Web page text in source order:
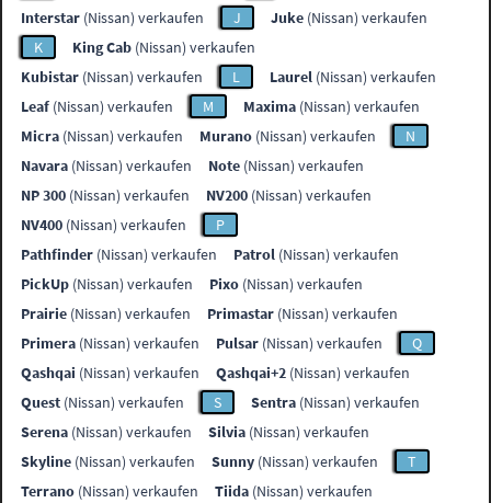
Interstar (Nissan) verkaufen J Juke (Nissan) verkaufen
K
King Cab (Nissan) verkaufen
Kubistar (Nissan) verkaufen L Laurel (Nissan) verkaufen
Leaf (Nissan) verkaufen M Maxima (Nissan) verkaufen
Micra (Nissan) verkaufen Murano (Nissan) verkaufen
N
Navara (Nissan) verkaufen Note (Nissan) verkaufen
NP 300 (Nissan) verkaufen NV200 (Nissan) verkaufen
NV400 (Nissan) verkaufen
P
Pathfinder (Nissan) verkaufen Patrol (Nissan) verkaufen
PickUp (Nissan) verkaufen Pixo (Nissan) verkaufen
Prairie (Nissan) verkaufen Primastar (Nissan) verkaufen
Primera (Nissan) verkaufen Pulsar (Nissan) verkaufen
Q
Qashqai (Nissan) verkaufen Qashqai+2 (Nissan) verkaufen
Quest (Nissan) verkaufen S Sentra (Nissan) verkaufen
Serena (Nissan) verkaufen Silvia (Nissan) verkaufen
Skyline (Nissan) verkaufen Sunny (Nissan) verkaufen
T
Terrano (Nissan) verkaufen Tiida (Nissan) verkaufen